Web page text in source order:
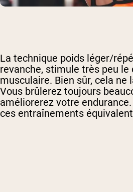
La technique poids léger/
revanche, stimule très peu le
musculaire. Bien sûr, cela ne
Vous brûlerez toujours
améliorerez votre
ces entraînements